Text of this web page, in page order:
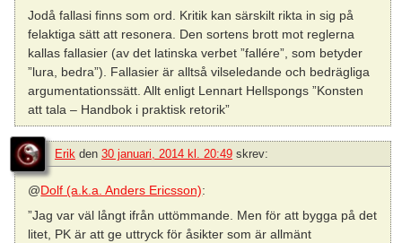
Jodå fallasi finns som ord. Kritik kan särskilt rikta in sig på
felaktiga sätt att resonera. Den sortens brott mot reglerna
kallas fallasier (av det latinska verbet ”fallére”, som betyder
”lura, bedra”). Fallasier är alltså vilseledande och bedrägliga
argumentationssätt. Allt enligt Lennart Hellspongs ”Konsten
att tala – Handbok i praktisk retorik”
Erik den 30 januari, 2014 kl. 20:49 skrev:
@Dolf (a.k.a. Anders Ericsson):
”Jag var väl långt ifrån uttömmande. Men för att bygga på det
litet, PK är att ge uttryck för åsikter som är allmänt